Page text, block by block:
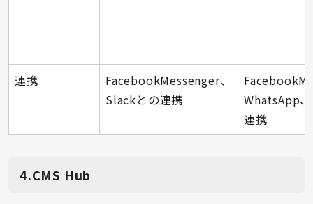
連携
FacebookMessenger、
Slackとの連携
WhatsApp
連携
4.CMS Hub